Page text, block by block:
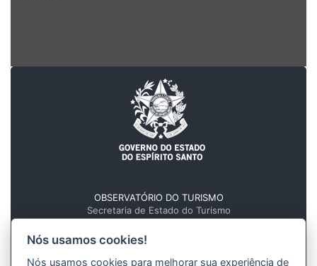
OBSERVATÓRIO DO TURISMO
Secretaria de Estado do Turismo
Av. Marechal Mascarenhas de Moraes, nº 705
Forte São João - Centro, Vitória - ES
Nós usamos cookies!
Nós usamos cookies para melhorar sua experiência de